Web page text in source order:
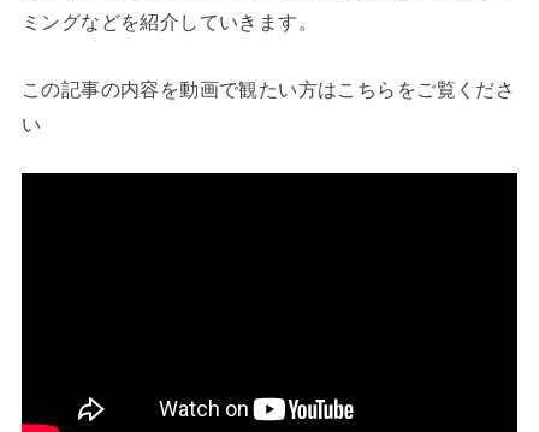
ミングなどを紹介していきます。
この記事の内容を動画で観たい方はこちらをご覧くださ
い